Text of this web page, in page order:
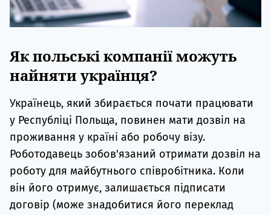
Як польські компанії можуть
найняти українця?
Українець, який збирається почати працювати
у Республіці Польща, повинен мати дозвіл на
проживання у країні або робочу візу.
Роботодавець зобов'язаний отримати дозвіл на
роботу для майбутнього співробітника. Коли
він його отримує, залишається підписати
договір (може знадобитися його переклад